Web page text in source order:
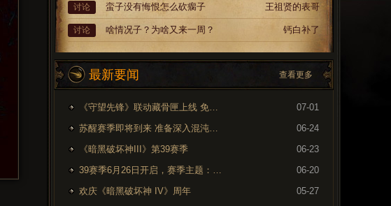
讨论 蛮子没有悔恨怎么砍瘸子 王祖贤的表哥
讨论 啥情况子？为啥又来一周？ 钙白补了
最新要闻 查看更多
《守望先锋》联动藏骨匣上线 免费领取专属外观
07-01
苏醒赛季即将到来 准备深入混沌裂隙
06-24
《暗黑破坏神III》第39赛季
06-23
39赛季6月26日开启，赛季主题：奈非天之影
06-20
欢庆《暗黑破坏神 IV》周年
05-27